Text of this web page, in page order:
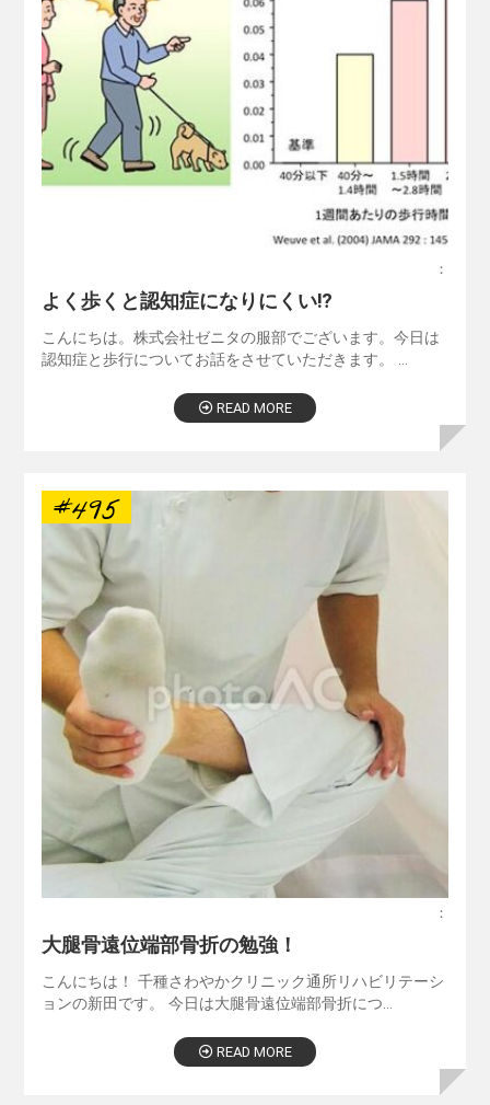
：
よく歩くと認知症になりにくい⁉
こんにちは。株式会社ゼニタの服部でございます。今日は
認知症と歩行についてお話をさせていただきます。 …
READ MORE
#495
：
大腿骨遠位端部骨折の勉強！
こんにちは！ 千種さわやかクリニック通所リハビリテーシ
ョンの新田です。 今日は大腿骨遠位端部骨折につ…
READ MORE